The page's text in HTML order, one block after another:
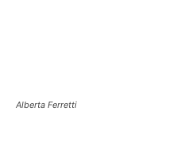
Alberta Ferretti